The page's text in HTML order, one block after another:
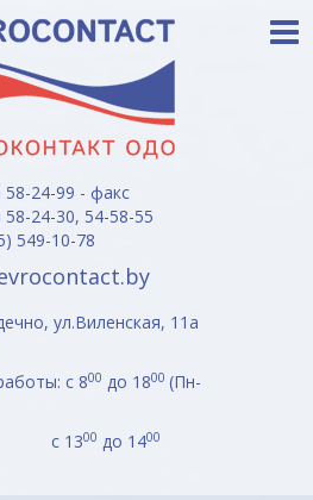
58-24-99 - факс
58-24-30, 54-58-55
549-10-78
ул.Виленская, 11а
с 800 до 1800 (Пн-
с 1300 до 1400